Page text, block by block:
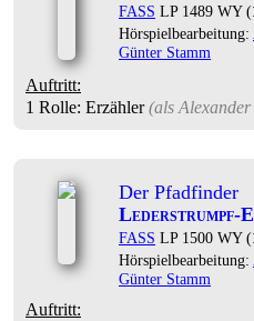
FASS LP 1489 WY (
Hörspielbearbeitung:
Günter Stamm
Auftritt:
1 Rolle: Erzähler(als
Der Pfadfinder
Lederstrumpf-
FASS LP 1500 WY (
Hörspielbearbeitung:
Günter Stamm
Auftritt: